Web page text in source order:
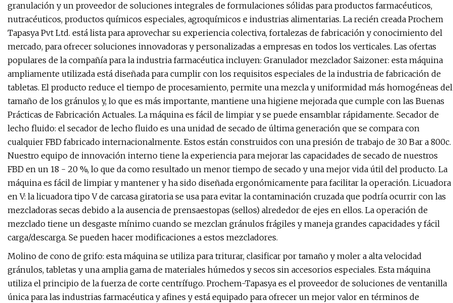
granulación y un proveedor de soluciones integrales de formulaciones sólidas para productos farmacéuticos,
nutracéuticos, productos químicos especiales, agroquímicos e industrias alimentarias. La recién creada Prochem
Tapasya Pvt Ltd. está lista para aprovechar su experiencia colectiva, fortalezas de fabricación y conocimiento del
mercado, para ofrecer soluciones innovadoras y personalizadas a empresas en todos los verticales. Las ofertas
populares de la compañía para la industria farmacéutica incluyen: Granulador mezclador Saizoner: esta máquina
ampliamente utilizada está diseñada para cumplir con los requisitos especiales de la industria de fabricación de
tabletas. El producto reduce el tiempo de procesamiento, permite una mezcla y uniformidad más homogéneas del
tamaño de los gránulos y, lo que es más importante, mantiene una higiene mejorada que cumple con las Buenas
Prácticas de Fabricación Actuales. La máquina es fácil de limpiar y se puede ensamblar rápidamente. Secador de
lecho fluido: el secador de lecho fluido es una unidad de secado de última generación que se compara con
cualquier FBD fabricado internacionalmente. Estos están construidos con una presión de trabajo de 3.0 Bar a 800c.
Nuestro equipo de innovación interno tiene la experiencia para mejorar las capacidades de secado de nuestros
FBD en un 18 - 20 %, lo que da como resultado un menor tiempo de secado y una mejor vida útil del producto. La
máquina es fácil de limpiar y mantener y ha sido diseñada ergonómicamente para facilitar la operación. Licuadora
en V: la licuadora tipo V de carcasa giratoria se usa para evitar la contaminación cruzada que podría ocurrir con las
mezcladoras secas debido a la ausencia de prensaestopas (sellos) alrededor de ejes en ellos. La operación de
mezclado tiene un desgaste mínimo cuando se mezclan gránulos frágiles y maneja grandes capacidades y fácil
carga/descarga. Se pueden hacer modificaciones a estos mezcladores.
Molino de cono de grifo: esta máquina se utiliza para triturar, clasificar por tamaño y moler a alta velocidad
gránulos, tabletas y una amplia gama de materiales húmedos y secos sin accesorios especiales. Esta máquina
utiliza el principio de la fuerza de corte centrífugo. Prochem-Tapasya es el proveedor de soluciones de ventanilla
única para las industrias farmacéutica y afines y está equipado para ofrecer un mejor valor en términos de